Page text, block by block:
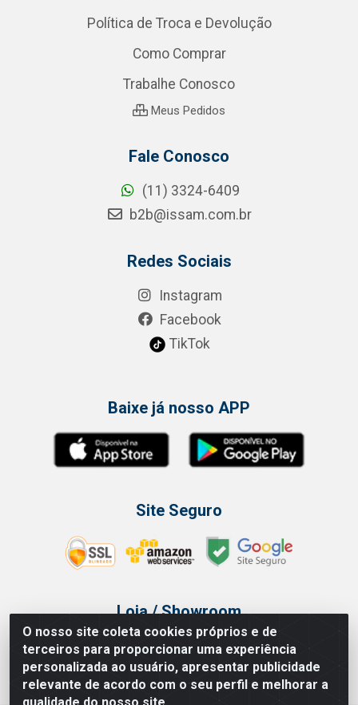
O nosso site coleta cookies próprios e de
terceiros para proporcionar uma experiência
personalizada ao usuário, apresentar publicidade
relevante de acordo com o seu perfil e melhorar a
Política de Troca e Devolução
Como Comprar
Trabalhe Conosco
Meus Pedidos
Fale Conosco
(11) 3324-6409
b2b@issam.com.br
Redes Sociais
Instagram
Facebook
TikTok
Baixe já nosso APP
Site Seguro
Loja / Showroom
Tel.: (11) 3314 6400
Av Vautier, 468 - Pari - São Paulo/SP